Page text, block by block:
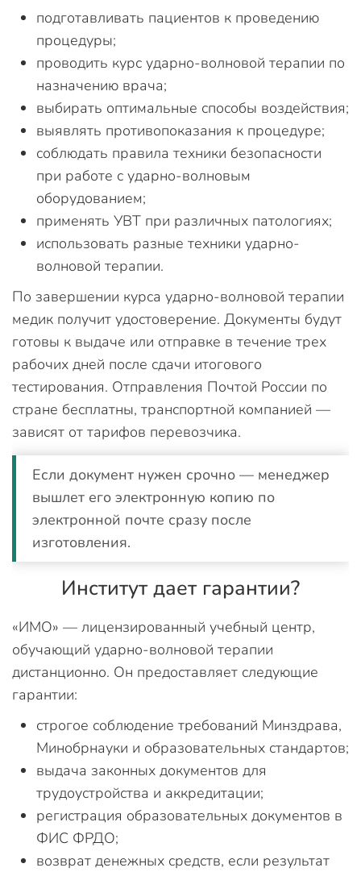
подготавливать пациентов к проведению
процедуры;
проводить курс ударно-волновой терапии по
назначению врача;
выбирать оптимальные способы воздействия;
выявлять противопоказания к процедуре;
соблюдать правила техники безопасности
при работе с ударно-волновым
оборудованием;
применять УВТ при различных патологиях;
использовать разные техники ударно-
волновой терапии.
По завершении курса ударно-волновой терапии
медик получит удостоверение. Документы будут
готовы к выдаче или отправке в течение трех
рабочих дней после сдачи итогового
тестирования. Отправления Почтой России по
стране бесплатны, транспортной компанией —
зависят от тарифов перевозчика.
Если документ нужен срочно — менеджер
вышлет его электронную копию по
электронной почте сразу после
изготовления.
Институт дает гарантии?
«ИМО» — лицензированный учебный центр,
обучающий ударно-волновой терапии
дистанционно. Он предоставляет следующие
гарантии:
строгое соблюдение требований Минздрава,
Минобрнауки и образовательных стандартов;
выдача законных документов для
трудоустройства и аккредитации;
регистрация образовательных документов в
ФИС ФРДО;
возврат денежных средств, если результат